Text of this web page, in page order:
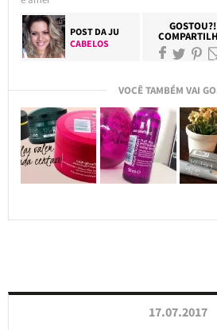
POST DAJU
CABELOS
GOSTOU?!
VOCÊ TAMBÉM VAI
17.07.2017